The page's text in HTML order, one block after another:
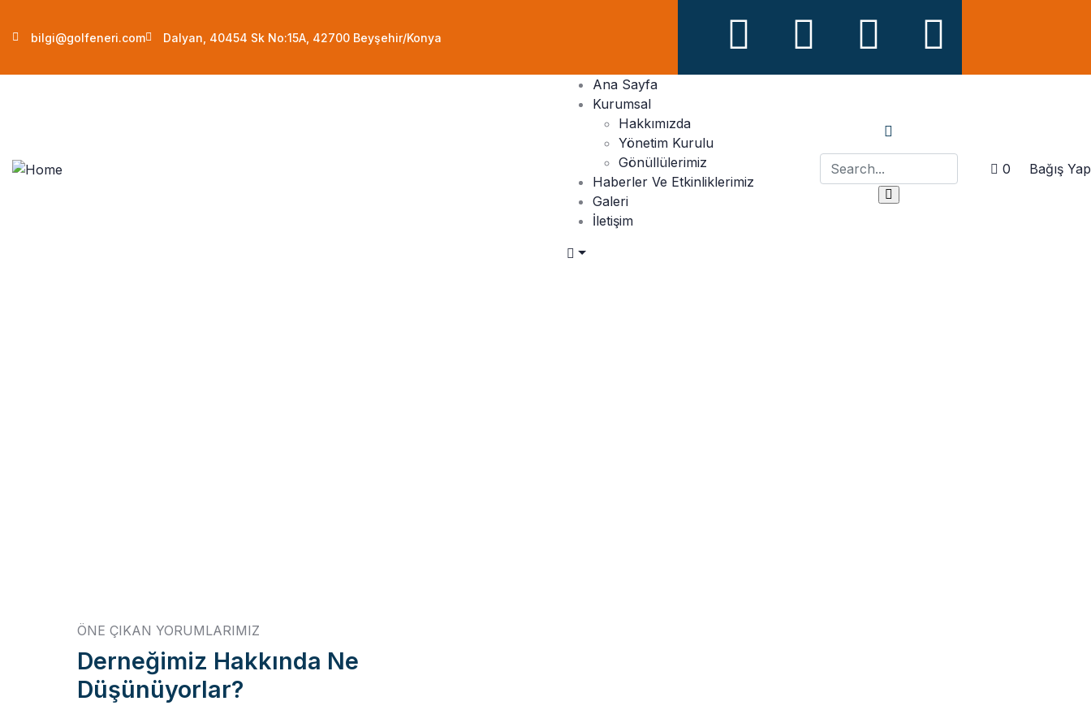
bilgi@golfeneri.com Dalyan, 40454 Sk No:15A, 42700 Beyşehir/Konya
Ana Sayfa
Kurumsal
Hakkımızda
Yönetim Kurulu
Gönüllülerimiz
Haberler Ve Etkinliklerimiz
Galeri
İletişim
0 Bağış Yap
ÖNE ÇIKAN YORUMLARIMIZ
Derneğimiz Hakkında Ne
Düşünüyorlar?